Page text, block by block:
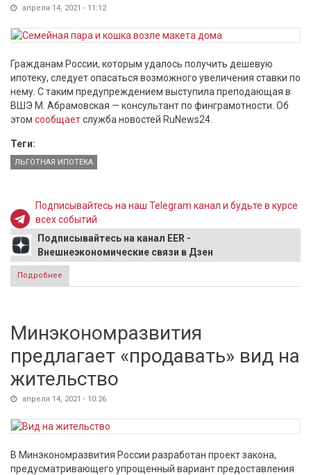
апреля 14, 2021 - 11:12
Гражданам России, которым удалось получить дешевую
ипотеку, следует опасаться возможного увеличения ставки по
нему. С таким предупреждением выступила преподающая в
ВШЭ М. Абрамовская — консультант по финграмотности. Об
этом сообщаетслужба новостей RuNews24.
Теги:
ЛЬГОТНАЯ ИПОТЕКА
Подписывайтесь на наш Telegram канал и будьте в курсе
всех событий
Подписывайтесь на канал EER -
Внешнеэкономические связи в Дзен
Подробнее
увеличиться
Минэкономразвития
предлагает «продавать» вид на
жительство
апреля 14, 2021 - 10:26
В Минэкономразвития России разработан проект закона,
предусматривающего упрощенный вариант предоставления